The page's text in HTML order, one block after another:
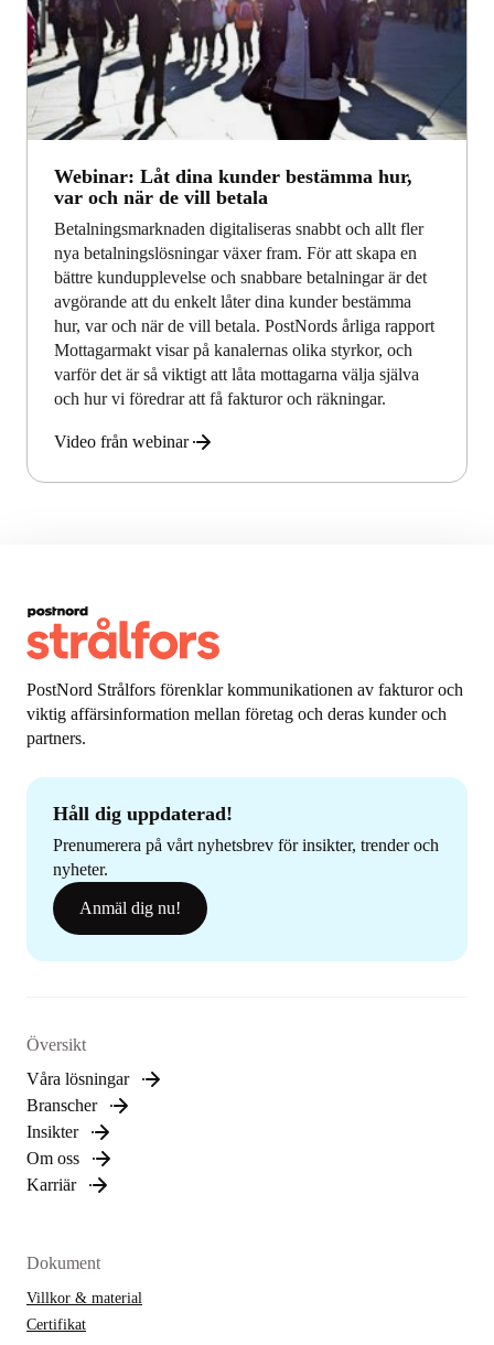
Webinar: Låt dina kunder bestämma hur,
var och när de vill betala
Betalningsmarknaden digitaliseras snabbt och allt fler
nya betalningslösningar växer fram. För att skapa en
bättre kundupplevelse och snabbare betalningar är det
avgörande att du enkelt låter dina kunder bestämma
hur, var och när de vill betala. PostNords årliga rapport
Mottagarmakt visar på kanalernas olika styrkor, och
varför det är så viktigt att låta mottagarna välja själva
och hur vi föredrar att få fakturor och räkningar.
Video från webinar
PostNord Strålfors förenklar kommunikationen av fakturor och
viktig affärsinformation mellan företag och deras kunder och
partners.
Håll dig uppdaterad!
Prenumerera på vårt nyhetsbrev för insikter, trender och
nyheter.
Anmäl dig nu!
Översikt
Våra lösningar
Branscher
Insikter
Om oss
Karriär
Dokument
Villkor & material
Certifikat